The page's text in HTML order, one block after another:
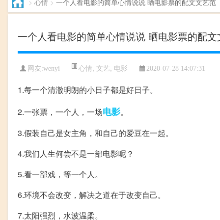
一个人看电影的简单心情说说 晒电影票的配
网友:wenyi 心情, 文艺, 电影 2020-07-28 14:07:31
1.每一个清澈明朗的小日子都是好日子。
2.一张票，一个人，一场电影。
3.假装自己是女主角，和自己的爱豆在一起。
4.我们人生何尝不是一部电影呢？
5.看一部戏，等一个人。
6.环境不会改变，解决之道在于改变自己。
7.太阳强烈，水波温柔。